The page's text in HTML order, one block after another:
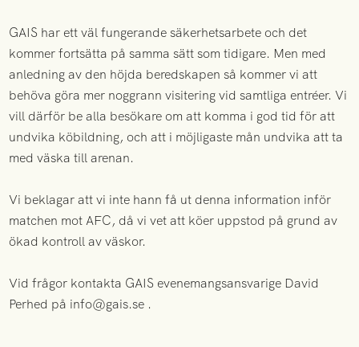
GAIS har ett väl fungerande säkerhetsarbete och det
kommer fortsätta på samma sätt som tidigare. Men med
anledning av den höjda beredskapen så kommer vi att
behöva göra mer noggrann visitering vid samtliga entréer. Vi
vill därför be alla besökare om att komma i god tid för att
undvika köbildning, och att i möjligaste mån undvika att ta
med väska till arenan.
Vi beklagar att vi inte hann få ut denna information inför
matchen mot AFC, då vi vet att köer uppstod på grund av
ökad kontroll av väskor.
Vid frågor kontakta GAIS evenemangsansvarige David
Perhed på info@gais.se .